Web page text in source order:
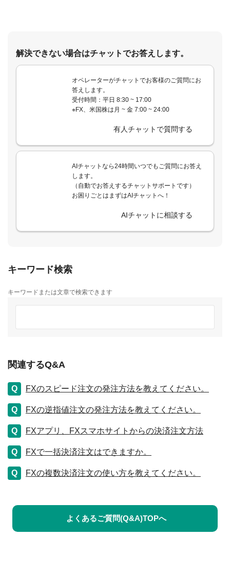
解決できない場合はチャットでお答えします。
オペレーターがチャットでお客様のご質問にお
答えします。
受付時間：平日 8:30 ~ 17:00
※FX、米国株は月 ~ 金 7:00 ~ 24:00
有人チャットで質問する
AIチャットなら24時間いつでもご質問にお答え
します。
（自動でお答えするチャットサポートです）
お困りごとはまずはAIチャットへ！
AIチャットに相談する
キーワード検索
キーワードまたは文章で検索できます
関連するQ&A
FXのスピード注文の発注方法を教えてください。
FXの逆指値注文の発注方法を教えてください。
FXアプリ、FXスマホサイトからの決済注文方法
FXで一括決済注文はできますか。
FXの複数決済注文の使い方を教えてください。
よくあるご質問(Q&A)TOPへ